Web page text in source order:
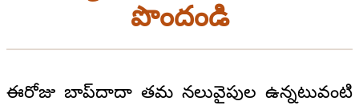
పొందండి
ఈరోజు బాప్‌దాదా తమ నలువైపుల ఉన్నటువంటి